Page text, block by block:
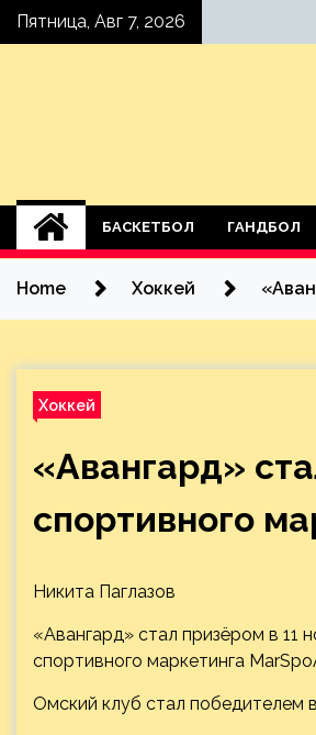
SkipПятница, Авг 7, 2026
БАСКЕТБОЛ ГАНДБОЛ
Home Хоккей
Хоккей
«Авангард»
спортивного
Никита Паглазов
«Авангард» стал призёром в 11
спортивного маркетинга
Омский клуб стал победителем